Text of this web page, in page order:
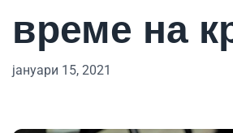
време на
јануари 15, 2021